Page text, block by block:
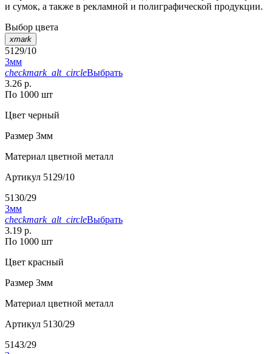
и сумок, а также в рекламной и полиграфической продукции.
Выбор цвета
xmark
5129/10
3мм
checkmark_alt_circleВыбрать
3.26 р.
По 1000 шт
Цвет черный
Размер 3мм
Материал цветной металл
Артикул 5129/10
5130/29
3мм
checkmark_alt_circleВыбрать
3.19 р.
По 1000 шт
Цвет красный
Размер 3мм
Материал цветной металл
Артикул 5130/29
5143/29